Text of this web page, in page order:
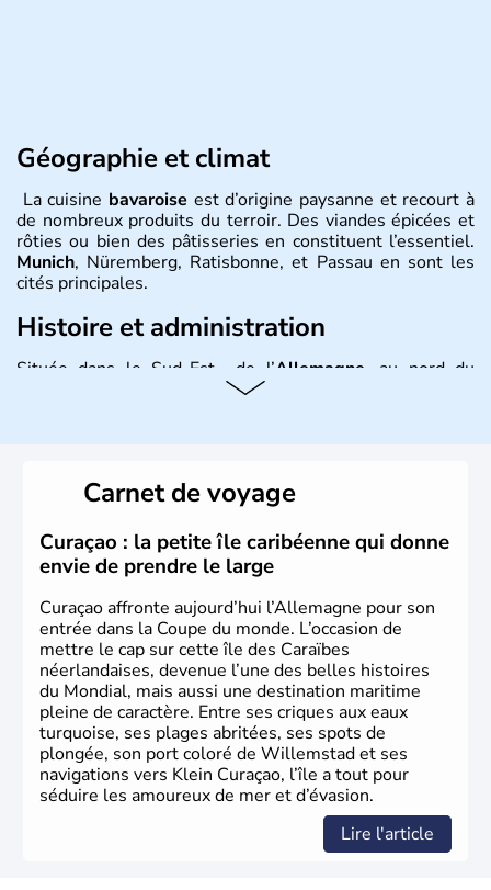
Géographie et climat
La cuisine bavaroise est d’origine paysanne et recourt à
de nombreux produits du terroir. Des viandes épicées et
rôties ou bien des pâtisseries en constituent l’essentiel.
Munich, Nüremberg, Ratisbonne, et Passau en sont les
cités principales.
Histoire et administration
Située dans le Sud-Est de l’Allemagne , au nord du
fait partie des seize
conservateur.Carnet de voyage
Curaçao : la petite île caribéenne qui donne
envie de prendre le large
Curaçao affronte aujourd’hui l’Allemagne pour son
entrée dans la Coupe du monde. L’occasion de
mettre le cap sur cette île des Caraïbes
néerlandaises, devenue l’une des belles histoires
du Mondial, mais aussi une destination maritime
pleine de caractère. Entre ses criques aux eaux
turquoise, ses plages abritées, ses spots de
plongée, son port coloré de Willemstad et ses
navigations vers Klein Curaçao, l’île a tout pour
séduire les amoureux de mer et d’évasion.
Lire l'article